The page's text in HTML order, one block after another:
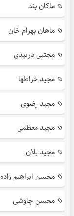
ماکان بند
ماهان بهرام خان
مجتبی دربیدی
مجید خراطها
مجید رضوی
مجید معظمی
مجید یلان
محسن ابراهیم زاده
محسن چاوشی